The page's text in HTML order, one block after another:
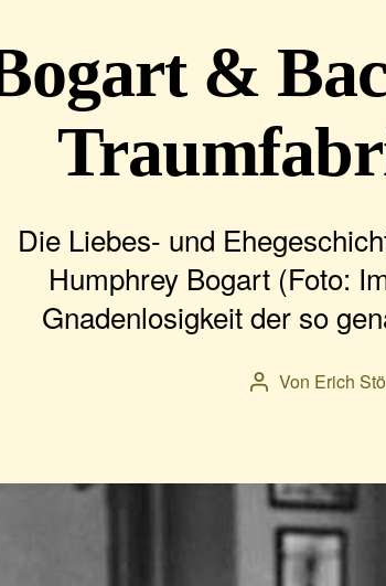
&
Die Liebes- und
Humphrey Bogart (Foto:
Gnadenlosigkeit der so
Beitragsautor
Von Erich